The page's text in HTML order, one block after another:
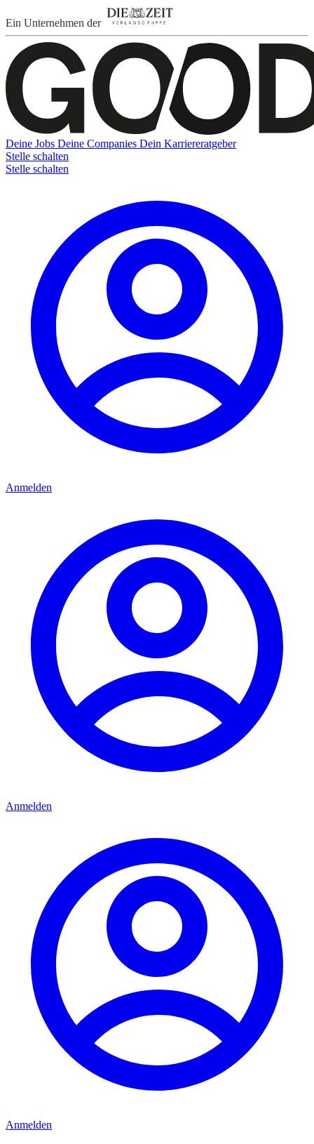
Ein Unternehmen der
Deine Jobs Deine Companies Dein Karriereratgeber
Stelle schalten
Stelle schalten
Anmelden
Anmelden
Anmelden